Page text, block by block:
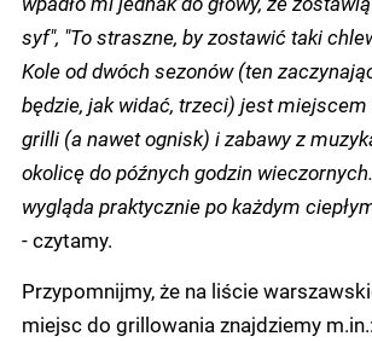
syf", "To straszne, by zostawić taki
Kole od dwóch sezonów (ten
będzie, jak widać, trzeci) jest
grilli (a nawet ognisk) i zabawy z
okolicę do późnych godzin
wygląda praktycznie po każdym
- czytamy.
Przypomnijmy, że na liście
miejsc do grillowania znajdziemy